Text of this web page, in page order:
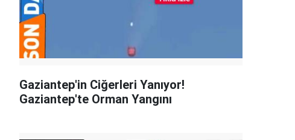
Gaziantep'in Ciğerleri Yanıyor!
Gaziantep'te Orman Yangını